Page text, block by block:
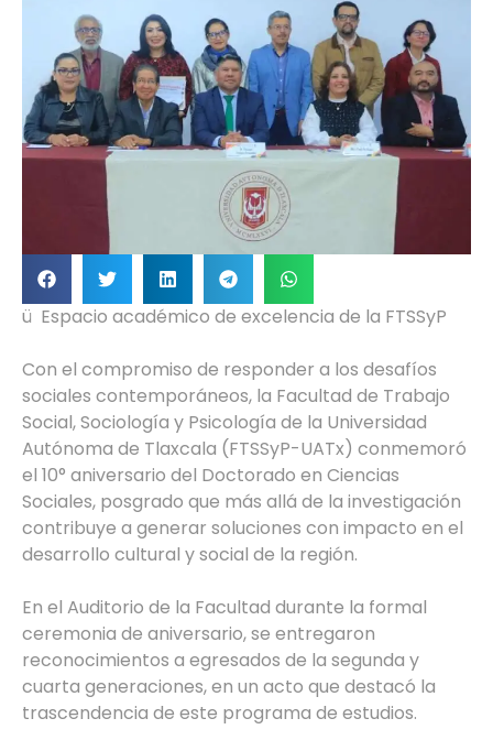
ü Espacio académico de excelencia de la FTSSyP
Con el compromiso de responder a los desafíos
sociales contemporáneos, la Facultad de Trabajo
Social, Sociología y Psicología de la Universidad
Autónoma de Tlaxcala (FTSSyP-UATx) conmemoró
el 10° aniversario del Doctorado en Ciencias
Sociales, posgrado que más allá de la investigación
contribuye a generar soluciones con impacto en el
desarrollo cultural y social de la región.
En el Auditorio de la Facultad durante la formal
ceremonia de aniversario, se entregaron
reconocimientos a egresados de la segunda y
cuarta generaciones, en un acto que destacó la
trascendencia de este programa de estudios.